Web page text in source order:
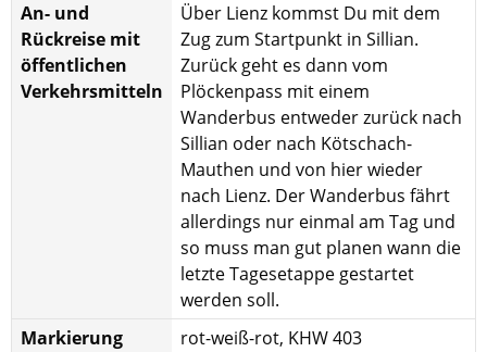
An- und
Rückreise mit
öffentlichen
Verkehrsmitteln
Über Lienz kommst Du mit dem
Zug zum Startpunkt in Sillian.
Zurück geht es dann vom
Plöckenpass mit einem
Wanderbus entweder zurück nach
Sillian oder nach Kötschach-
Mauthen und von hier wieder
nach Lienz. Der Wanderbus fährt
allerdings nur einmal am Tag und
so muss man gut planen wann die
letzte Tagesetappe gestartet
werden soll.
Markierung
rot-weiß-rot, KHW 403